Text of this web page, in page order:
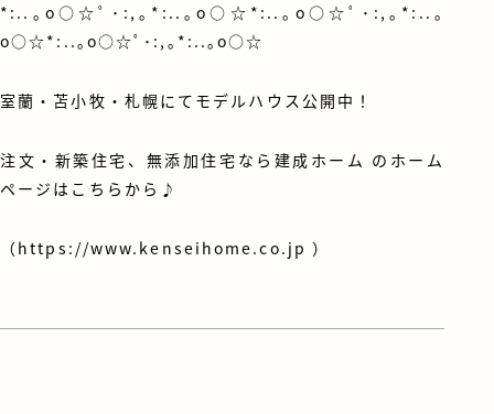
*:..｡o○☆ﾟ･:,｡*:..｡o○☆*:..｡o○☆ﾟ･:,｡*:..｡
o○☆*:..｡o○☆ﾟ･:,｡*:..｡o○☆
室蘭・苫小牧・札幌にてモデルハウス公開中！
注文・新築住宅、無添加住宅なら建成ホーム のホーム
ページはこちらから♪
（https://www.kenseihome.co.jp）